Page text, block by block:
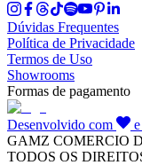
Dúvidas Frequentes
Política de Privacidade
Termos de Uso
Showrooms
Formas de pagamento
Desenvolvido com e
GAMZ COMERCIO
TODOS OS